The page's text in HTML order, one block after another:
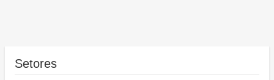
Setores